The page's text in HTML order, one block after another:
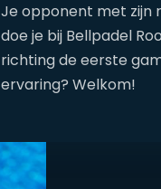
Je opponent met zijn
doe je bij Bellpadel
richting de eerste
ervaring? Welkom!